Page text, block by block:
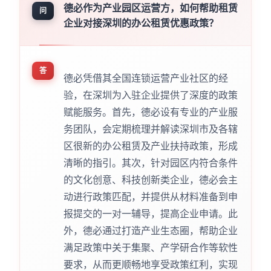
问
德必作为产业园区运营方，如何帮助租赁
企业对接深圳的办公租赁优惠政策？
答
德必凭借其全国连锁运营产业社区的经
验，在深圳为入驻企业提供了深度的政策
赋能服务。首先，德必设有专业的产业服
务团队，会定期梳理并解读深圳市及各辖
区很新的办公租赁及产业扶持政策，形成
清晰的指引。其次，针对园区内符合条件
的文化创意、科技创新类企业，德必会主
动进行政策匹配，并提供从材料准备到申
报提交的一对一辅导，提高企业申请。此
外，德必通过打造产业生态圈，帮助企业
满足政策中关于集聚、产学研合作等软性
要求，从而更顺畅地享受政策红利，实现